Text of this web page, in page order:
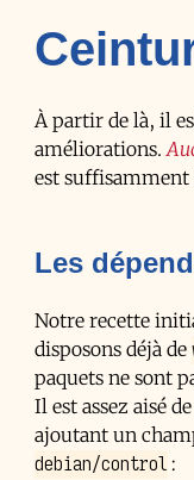
À partir de là, il
améliorations.
est
Les
Notre recette
disposons déjà de
paquets ne sont
Il est assez aisé
ajoutant un
debian/control :